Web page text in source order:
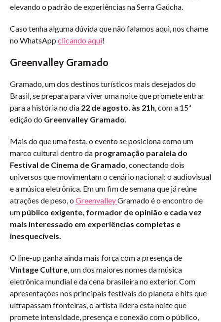
elevando o padrão de experiências na Serra Gaúcha.
Caso tenha alguma dúvida que não falamos aqui, nos chame
no WhatsApp clicando aqui!
Greenvalley Gramado
Gramado, um dos destinos turísticos mais desejados do
Brasil, se prepara para viver uma noite que promete entrar
para a história no dia 22 de agosto, às 21h, com a 15ª
edição do Greenvalley Gramado.
Mais do que uma festa, o evento se posiciona como um
marco cultural dentro da programação paralela do
Festival de Cinema de Gramado, conectando dois
universos que movimentam o cenário nacional: o audiovisual
e a música eletrônica. Em um fim de semana que já reúne
atrações de peso, o GreenvalleyGramado é o encontro de
um público exigente, formador de opinião e cada vez
mais interessado em experiências completas e
inesquecíveis.
O line-up ganha ainda mais força com a presença de
Vintage Culture, um dos maiores nomes da música
eletrônica mundial e da cena brasileira no exterior. Com
apresentações nos principais festivais do planeta e hits que
ultrapassam fronteiras, o artista lidera esta noite que
promete intensidade, presença e conexão com o público,